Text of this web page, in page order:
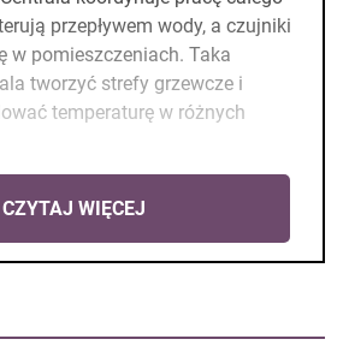
przepływem wody, a czujniki
w pomieszczeniach. Taka
tworzyć strefy grzewcze i
temperaturę w różnych
CZYTAJ WIĘCEJ